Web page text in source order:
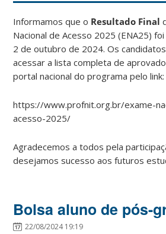
Informamos que o Resultado Final
Nacional de Acesso 2025 (ENA25)
2 de outubro de 2024. Os
acessar a lista completa de
portal nacional do programa pelo link:
https://www.profnit.org.br/exame-
acesso-2025/
Agradecemos a todos pela
desejamos sucesso aos futuros
Bolsa aluno de pós-
22/08/2024 19:19